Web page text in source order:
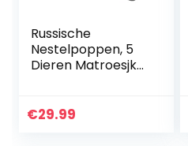
Russische
Nestelpoppen, 5
Dieren Matroesjka
Geschenk
€29.99